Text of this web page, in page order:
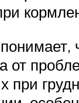
от
при